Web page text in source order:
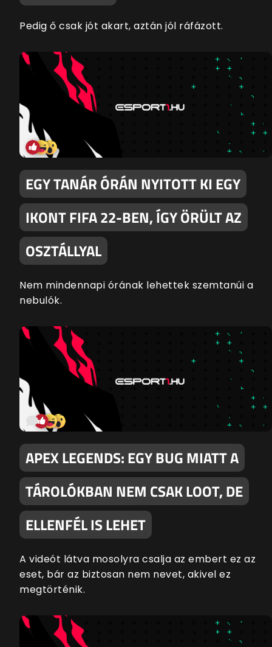
Pedig ő csak jót akart, aztán jól ráfázott.
EGY TANÁR ÓRÁN NYITOTT KI EGY
IKONT FIFA 22-BEN, ÍGY ÖRÜLT AZ
OSZTÁLLYAL
Nem mindennapi órának lehettek szemtanúi a
nebulók.
APEX LEGENDS: EGY BUG MIATT A
TÁROLÓKBAN NEM CSAK LOOT, DE
ELLENFÉL IS LEHET
A videót látva mosolyra csalja az embert ez az
eset, bár az biztosan nem nevet, akivel ez
megtörténik.